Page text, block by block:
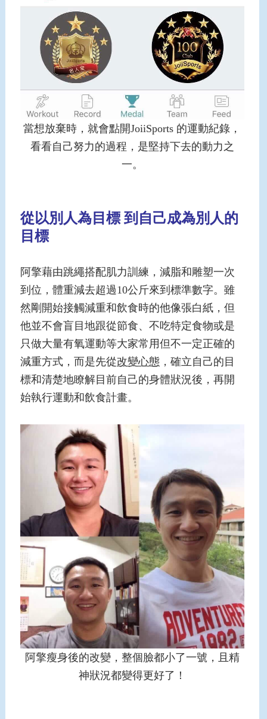
當想放棄時，就會點開JoiiSports 的運動紀錄，
看看自己努力的過程，是堅持下去的動力之
一。
從以別人為目標 到自己成為別人的
目標
阿擎藉由跳繩搭配肌力訓練，減脂和雕塑一次
到位，體重減去超過10公斤來到標準數字。雖
然剛開始接觸減重和飲食時的他像張白紙，但
他並不會盲目地跟從節食、不吃特定食物或是
只做大量有氧運動等大家常用但不一定正確的
減重方式，而是先從改變心態 ，確立自己的目
標和清楚地瞭解目前自己的身體狀況後，再開
始執行運動和飲食計畫。
阿擎瘦身後的改變，整個臉都小了一號，且精
神狀況都變得更好了！